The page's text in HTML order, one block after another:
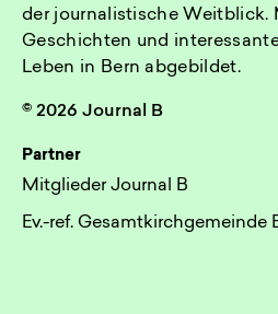
der journalistische Weitblick.
Geschichten und
Leben in Bern abgebildet.
© 2026 Journal B
Partner
Mitglieder Journal B
Ev.-ref. Gesamtkirchgemeinde